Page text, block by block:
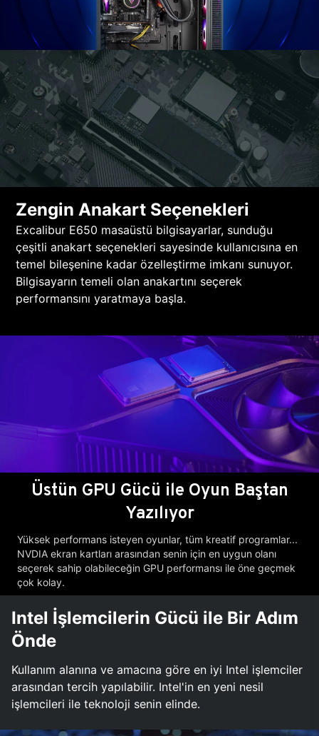
Zengin Anakart Seçenekleri
Excalibur E650 masaüstü bilgisayarlar, sunduğu
çeşitli anakart seçenekleri sayesinde kullanıcısına en
temel bileşenine kadar özelleştirme imkanı sunuyor.
Bilgisayarın temeli olan anakartını seçerek
performansını yaratmaya başla.
Üstün GPU Gücü ile Oyun Baştan
Yazılıyor
Yüksek performans isteyen oyunlar, tüm kreatif programlar...
NVDIA ekran kartları arasından senin için en uygun olanı
seçerek sahip olabileceğin GPU performansı ile öne geçmek
çok kolay.
Intel İşlemcilerin Gücü ile Bir Adım
Önde
Kullanım alanına ve amacına göre en iyi Intel işlemciler
arasından tercih yapılabilir. Intel'in en yeni nesil
işlemcileri ile teknoloji senin elinde.